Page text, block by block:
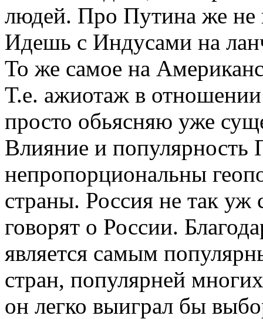
людей. Про Путина же не
Идешь с Индусами на
То же самое на
Т.е. ажиотаж в
просто обьясняю уже
Влияние и популярность
непропорциональны
страны. Россия не так
говорят о России.
является самым
стран, популярней
он легко выиграл бы